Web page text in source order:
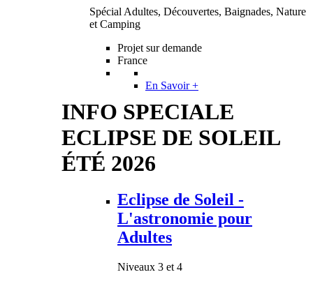
Spécial Adultes, Découvertes, Baignades, Nature
et Camping
Projet sur demande
France
En Savoir +
INFO SPECIALE
ECLIPSE DE SOLEIL
ÉTÉ 2026
Eclipse de Soleil -
L'astronomie pour
Adultes
Niveaux 3 et 4